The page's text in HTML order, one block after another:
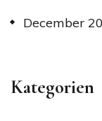
December
Kategorien